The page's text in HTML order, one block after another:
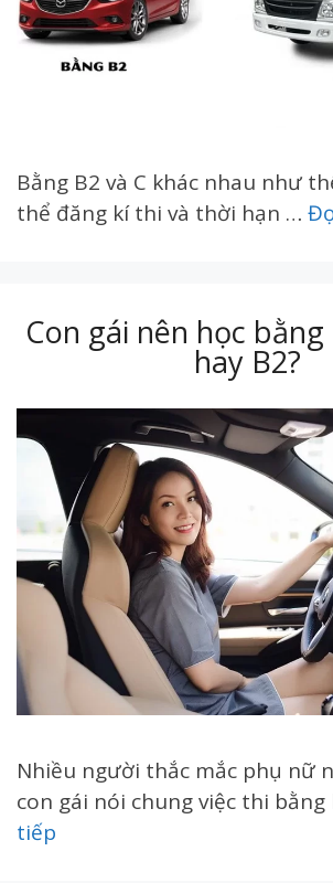
Bằng B2 và C khác nhau như
thể đăng kí thi và thời hạn …
Con gái nên học bằng
hay B2?
Nhiều người thắc mắc phụ nữ
con gái nói chung việc thi
tiếp